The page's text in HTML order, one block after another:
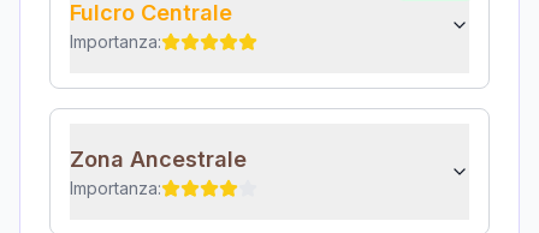
Fulcro Centrale
Importanza:
Zona Ancestrale
Importanza: